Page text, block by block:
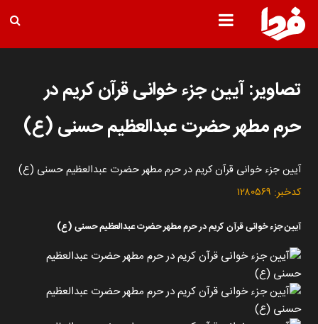
تصاویر: آیین جزء خوانی قرآن کریم در
حرم مطهر حضرت عبدالعظیم حسنی (ع)
آیین جزء خوانی قرآن کریم در حرم مطهر حضرت عبدالعظیم حسنی (ع)
کدخبر: ۱۲۸۰۵۶۹
آیین جزء خوانی قرآن کریم در حرم مطهر حضرت عبدالعظیم حسنی (ع)